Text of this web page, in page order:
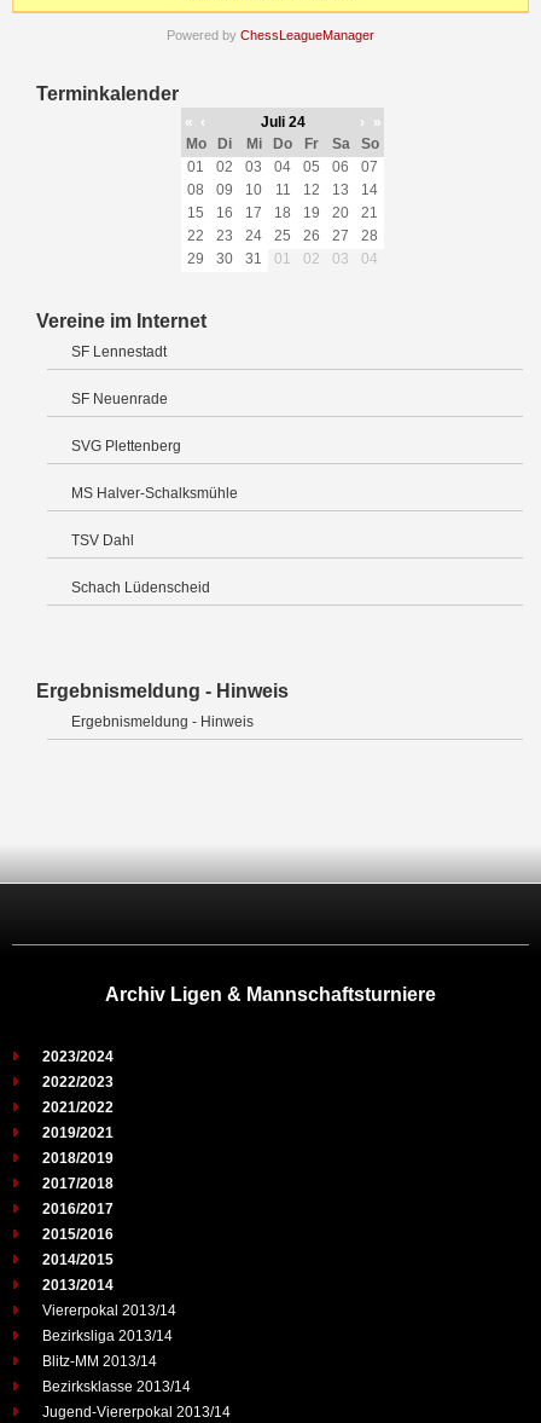
Powered by ChessLeagueManager
Terminkalender
« ‹ Juli 24 ›
»
Mo
Di Mi Do Fr Sa
So
01
02 03 04 05 06
07
08
09 10 11 12 13
14
15
16 17 18 19 20
21
22
23 24 25 26 27
28
29
30 31 01 02 03 04
Vereine im Internet
SF Lennestadt
SF Neuenrade
SVG Plettenberg
MS Halver-Schalksmühle
TSV Dahl
Schach Lüdenscheid
Ergebnismeldung - Hinweis
Ergebnismeldung - Hinweis
Archiv Ligen & Mannschaftsturniere
2023/2024
2022/2023
2021/2022
2019/2021
2018/2019
2017/2018
2016/2017
2015/2016
2014/2015
2013/2014
Viererpokal 2013/14
Bezirksliga 2013/14
Blitz-MM 2013/14
Bezirksklasse 2013/14
Jugend-Viererpokal 2013/14